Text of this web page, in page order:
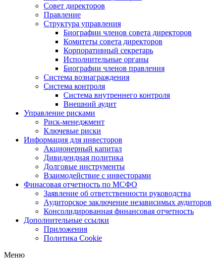
Совет директоров
Правление
Структура управления
Биографии членов совета директоров
Комитеты совета директоров
Корпоративный секретарь
Исполнительные органы
Биографии членов правления
Система вознаграждения
Система контроля
Система внутреннего контроля
Внешний аудит
Управление рисками
Риск-менеджмент
Ключевые риски
Информация для инвесторов
Акционерный капитал
Дивидендная политика
Долговые инструменты
Взаимодействие с инвеcторами
Финасовая отчетность по МСФО
Заявление об ответственности руководства
Аудиторское заключение независимых аудиторов
Консолидированная финансовая отчетность
Дополнительные ссылки
Приложения
Политика Cookie
Меню